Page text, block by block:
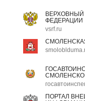
ФЕДЕРАЦИИ
vsrf.ru
ПОРТАЛ